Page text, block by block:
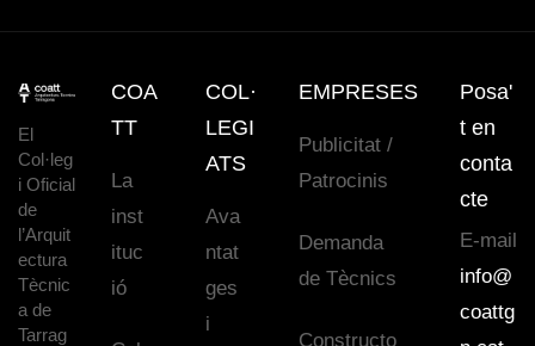
El
Col·leg
i Oficial
de
l’Arquit
ectura
Tècnic
a de
Tarrag
COA
TT
La
inst
ituc
ió
COL·
LEGI
ATS
Ava
ntat
ges
i
EMPRESES
Publicitat /
Patrocinis
Demanda
de Tècnics
Constructo
Posa'
t en
conta
cte
E-mail
info@
coattg